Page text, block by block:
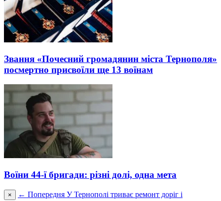
Звання «Почесний громадянин міста Тернополя»
посмертно присвоїли ще 13 воїнам
Воїни 44-ї бригади: різні долі, одна мета
× ← Попередня У Тернополі триває ремонт доріг і